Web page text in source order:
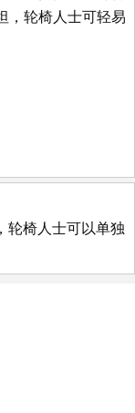
，轮椅人士可轻易
轮椅人士可以单独